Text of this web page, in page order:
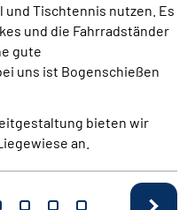
und Tischtennis nutzen. Es
und die Fahrradständer
gute
uns ist Bogenschießen
bieten wir
an.